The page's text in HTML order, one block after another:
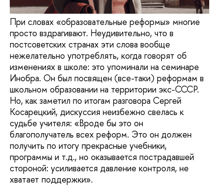
При словах «образовательные реформы» многие
просто вздрагивают. Неудивительно, что в
постсоветских странах эти слова вообще
нежелательно употреблять, когда говорят об
изменениях в школе: это упоминали на семинаре
Инобра. Он был посвящен (все-таки) реформам в
школьном образовании на территории экс-СССР.
Но, как заметил по итогам разговора Сергей
Косарецкий, дискуссия неизбежно свелась к
судьбе учителя: «Вроде бы это он
благополучатель всех реформ. Это он должен
получить по итогу прекрасные учебники,
программы и т.д., но оказывается пострадавшей
стороной: усиливается давление контроля, не
хватает поддержки».